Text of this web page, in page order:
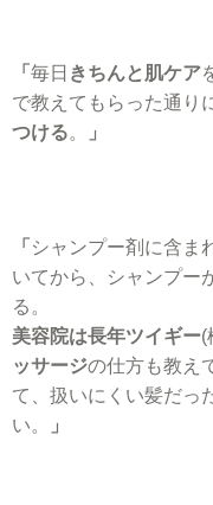
「 毎日 きちんと肌ケア
で教えてもらった通り
つける。 」
「 シャンプー剤に含ま
いてから、シャンプー
る。
美容院は長年ツイギー(
ッサージの仕方も教え
て、扱いにくい髪だっ
い。
」